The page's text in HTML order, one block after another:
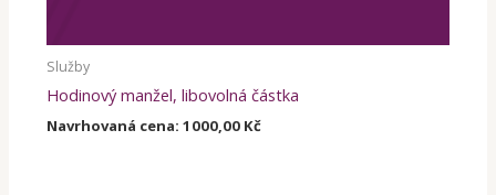
Služby
Hodinový manžel, libovolná částka
Navrhovaná cena:1000,00 Kč